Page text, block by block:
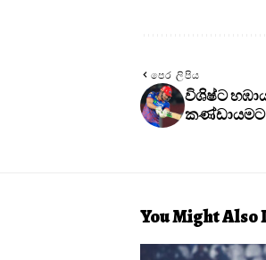
පෙර ලිපිය
විශිෂ්ට
You Might Also